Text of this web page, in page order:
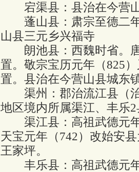
宕渠县：县治在今营山
蓬山县：肃宗至德二年
山县三元乡兴福寺
朗池县：西魏时省。唐
置。敬宗宝历元年（825
置。县治在今营山县城东
渠州：郡治流江县（治
地区境内所属渠江、丰乐
渠江县：高祖武德元年
天宝元年（742）改始安
王家坪。
丰乐县：高祖武德元年